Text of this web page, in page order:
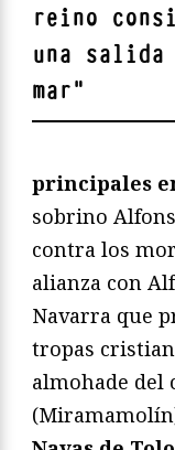
reino
una
mar"
principales
sobrino
contra los
alianza con
Navarra que
tropas
almohade del